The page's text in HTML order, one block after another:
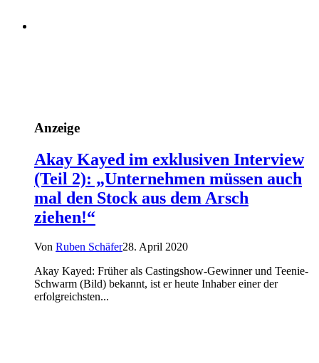
Anzeige
Akay Kayed im exklusiven Interview
(Teil 2): „Unternehmen müssen auch
mal den Stock aus dem Arsch
ziehen!“
Von Ruben Schäfer28. April 2020
Akay Kayed: Früher als Castingshow-Gewinner und Teenie-
Schwarm (Bild) bekannt, ist er heute Inhaber einer der
erfolgreichsten...